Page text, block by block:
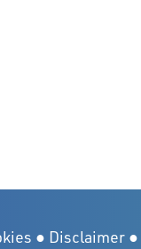
● Disclaimer ●